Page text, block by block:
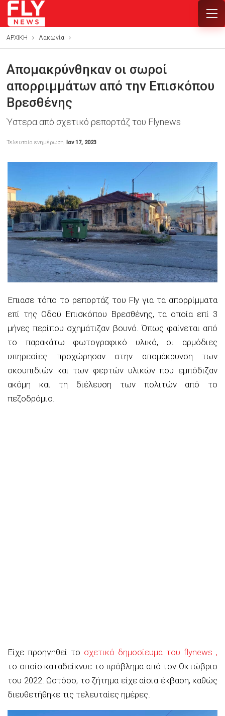
ΑΡΧΙΚΗ Λακωνία
Απομακρύνθηκαν οι σωροί
απορριμμάτων από την Επισκόπου
Βρεσθένης
Ύστερα από σχετικό ρεπορτάζ του Flynews
Τελευταία ενημέρωση Ιαν 17, 2023
Eπιασε τόπο το ρεπορτάζ του Fly για τα απορρίμματα
επί της Οδού Επισκόπου Βρεσθένης, τα οποία επί 3
μήνες περίπου σχημάτιζαν βουνό. Όπως φαίνεται από
το παρακάτω φωτογραφικό υλικό, οι αρμόδιες
υπηρεσίες προχώρησαν στην απομάκρυνση των
σκουπιδιών και των φερτών υλικών που εμπόδιζαν
ακόμη και τη διέλευση των πολιτών από το
πεζοδρόμιο.
Είχε προηγηθεί το σχετικό δημοσίευμα του flynews ,
το οποίο καταδείκνυε το πρόβλημα από τον Οκτώβριο
του 2022. Ωστόσο, το ζήτημα είχε αίσια έκβαση, καθώς
διευθετήθηκε τις τελευταίες ημέρες.